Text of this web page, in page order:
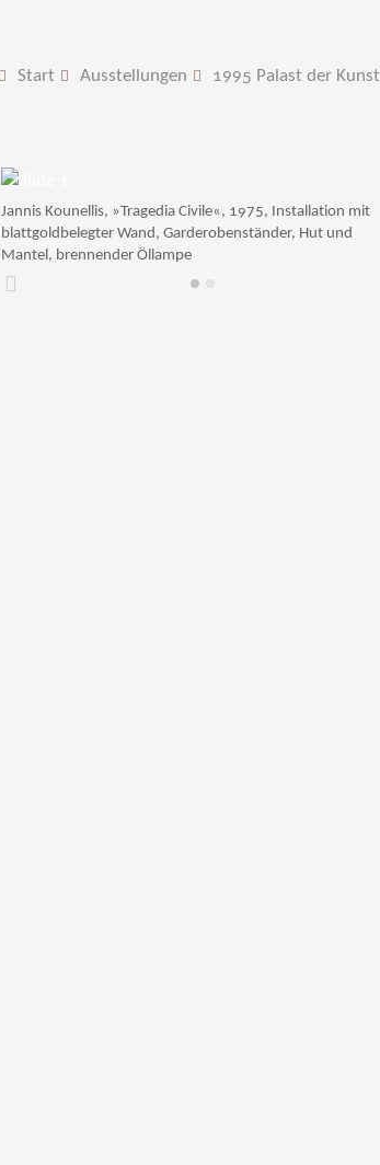
Start Ausstellungen 1995 Palast der Kunst
Jannis Kounellis, »Tragedia Civile«, 1975, Installation mit
blattgoldbelegter Wand, Garderobenständer, Hut und
Mantel, brennender Öllampe
Zurück